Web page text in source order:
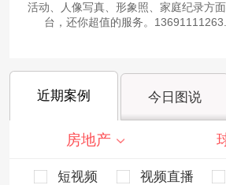
活动、人像写真、形象照、家庭纪录方
台，还你超值的服务。
近期案例 今日图说
房地产
短视频 视频直播